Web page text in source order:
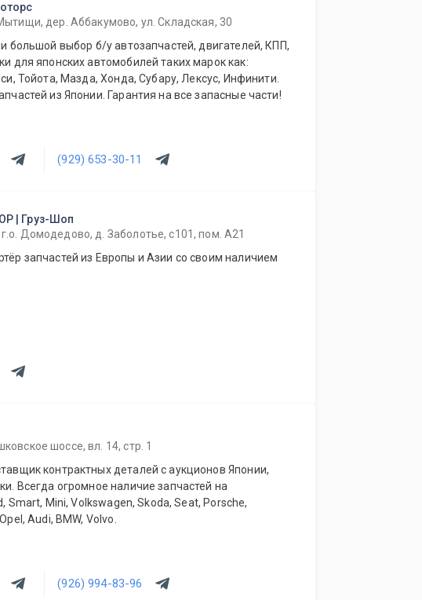
дер. Аббакумово, ул. Складская, 30
большой выбор б/у автозапчастей, двигателей, КПП,
для японских автомобилей таких марок как:
Тойота, Мазда, Хонда, Субару, Лексус, Инфинити.
из Японии. Гарантия на все запасные части!
(929) 653-30-11
| Груз-Шоп
Домодедово, д. Заболотье, с101, пом. А21
запчастей из Европы и Азии со своим наличием
шоссе, вл. 14, стр. 1
контрактных деталей с аукционов Японии,
Всегда огромное наличие запчастей на
Smart, Mini, Volkswagen, Skoda, Seat, Porsche,
Audi, BMW, Volvo.
(926) 994-83-96